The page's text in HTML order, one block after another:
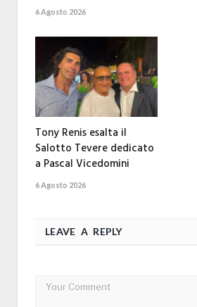
6 Agosto 2026
Tony Renis esalta il
Salotto Tevere dedicato
a Pascal Vicedomini
6 Agosto 2026
LEAVE A REPLY